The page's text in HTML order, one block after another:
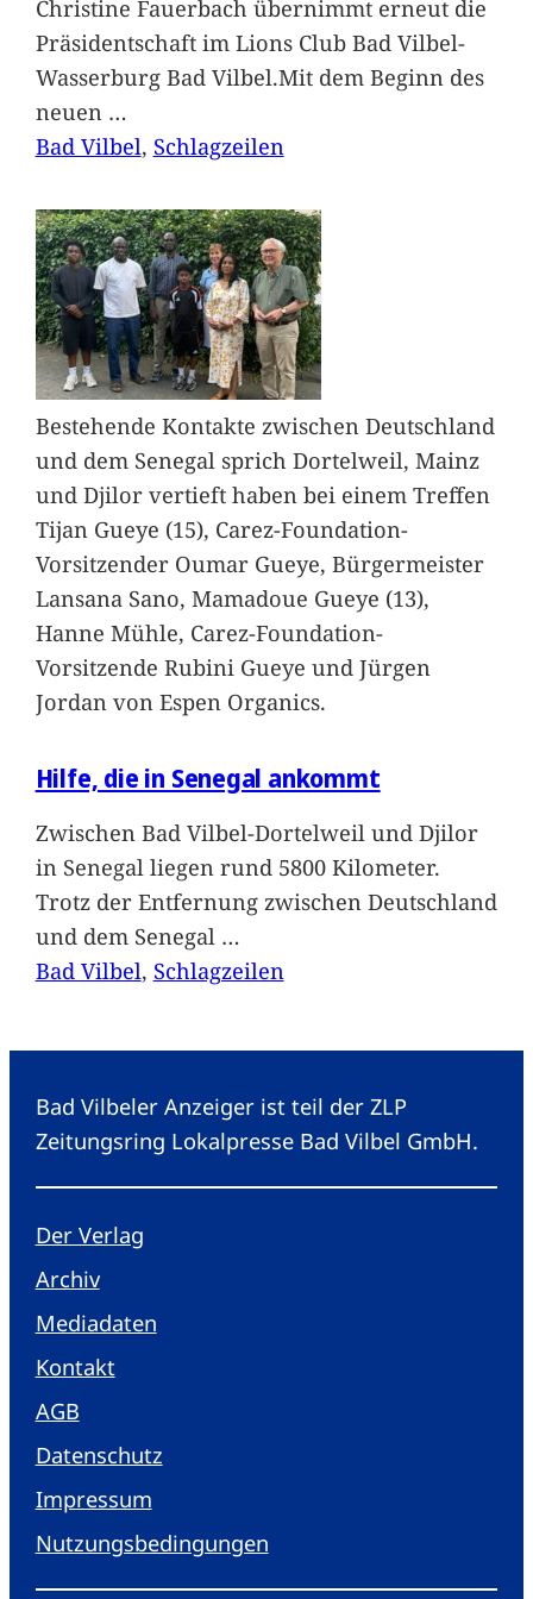
Christine Fauerbach übernimmt erneut die
Präsidentschaft im Lions Club Bad Vilbel-
Wasserburg Bad Vilbel.Mit dem Beginn des
neuen …
Bad Vilbel, Schlagzeilen
Bestehende Kontakte zwischen Deutschland
und dem Senegal sprich Dortelweil, Mainz
und Djilor vertieft haben bei einem Treffen
Tijan Gueye (15), Carez-Foundation-
Vorsitzender Oumar Gueye, Bürgermeister
Lansana Sano, Mamadoue Gueye (13),
Hanne Mühle, Carez-Foundation-
Vorsitzende Rubini Gueye und Jürgen
Jordan von Espen Organics.
Hilfe, die in Senegal ankommt
Zwischen Bad Vilbel-Dortelweil und Djilor
in Senegal liegen rund 5800 Kilometer.
Trotz der Entfernung zwischen Deutschland
und dem Senegal …
Bad Vilbel, Schlagzeilen
Bad Vilbeler Anzeiger ist teil der ZLP
Zeitungsring Lokalpresse Bad Vilbel GmbH.
Der Verlag
Archiv
Mediadaten
Kontakt
AGB
Datenschutz
Impressum
Nutzungsbedingungen